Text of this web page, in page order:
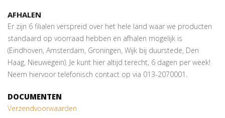
AFHALEN
Er zijn 6 filialen verspreid over het hele land waar we producten
standaard op voorraad hebben en afhalen mogelijk is
(Eindhoven, Amsterdam, Groningen, Wijk bij duurstede, Den
Haag, Nieuwegein). Je kunt hier altijd terecht, 6 dagen per week!
Neem hiervoor telefonisch contact op via 013-2070001.
DOCUMENTEN
Verzendvoorwaarden